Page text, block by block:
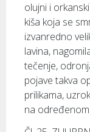
olujni i
kiša koja se
izvanredno
lavina,
tečenje,
pojave takva
prilikama,
na